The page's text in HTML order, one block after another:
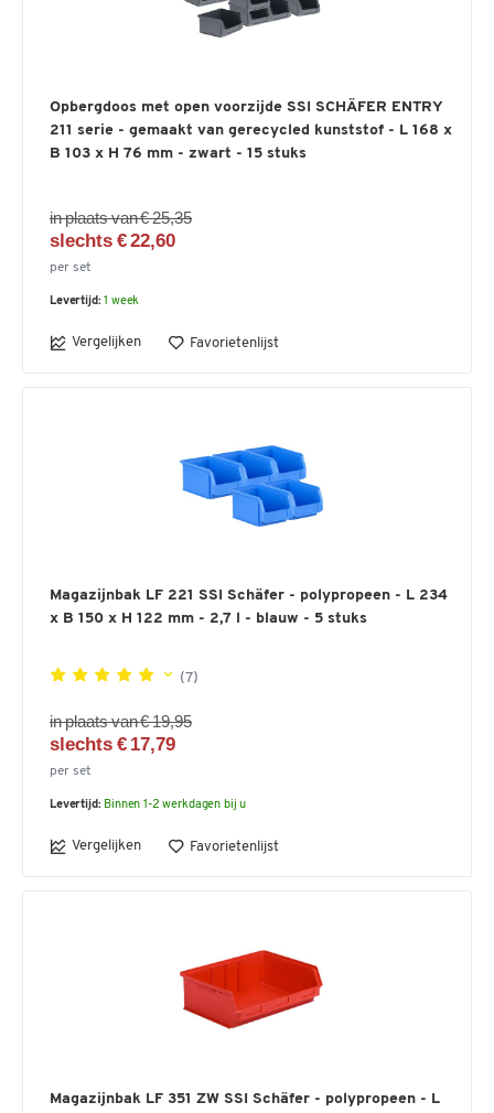
Opbergdoos met open voorzijde SSI SCHÄFER ENTRY
211 serie - gemaakt van gerecycled kunststof - L 168 x
B 103 x H 76 mm - zwart - 15 stuks
in plaats van € 25,35
slechts € 22,60
per set
Levertijd: 1 week
Vergelijken Favorietenlijst
Magazijnbak LF 221 SSI Schäfer - polypropeen - L 234
x B 150 x H 122 mm - 2,7 l - blauw - 5 stuks
(7)
in plaats van € 19,95
slechts € 17,79
per set
Levertijd: Binnen 1-2 werkdagen bij u
Vergelijken Favorietenlijst
Magazijnbak LF 351 ZW SSI Schäfer - polypropeen - L